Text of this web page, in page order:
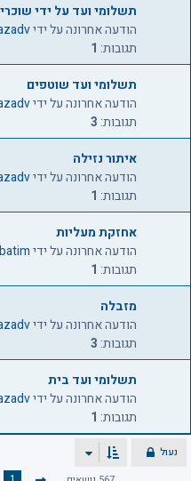
תשלומי ועד על ידי
הודעה אחרונה על ידי
תגובות: 1
תשלומי ועד שוטפים
הודעה אחרונה על ידי
תגובות: 3
איתור נזילה
הודעה אחרונה על ידי
תגובות: 1
אחזקת מעליות
הודעה אחרונה על ידי
תגובות: 1
מזבלה
הודעה אחרונה על ידי
תגובות: 3
תשלומי ועד בית
הודעה אחרונה על ידי
תגובות: 1
נעול